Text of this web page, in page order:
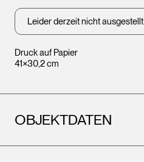
Druck auf Papier
41×30,2 cm
Leider derzeit nicht ausgestellt
OBJEKTDATEN